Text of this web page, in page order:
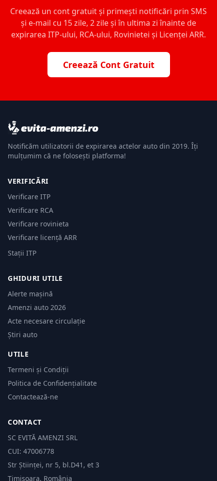
Creează un cont gratuit și primești notificări prin SMS
și e-mail cu 15 zile, 2 zile și în ultima zi înainte de
expirarea ITP-ului, RCA-ului, Rovinietei și Licenței ARR.
Creează Cont Gratuit
Notificăm utilizatorii de expirarea actelor auto din 2019. Îți
mulțumim că ne folosești platforma!
VERIFICĂRI
Verificare ITP
Verificare RCA
Verificare rovinieta
Verificare licență ARR
Stații ITP
GHIDURI UTILE
Alerte mașină
Amenzi auto 2026
Acte necesare circulație
Știri auto
UTILE
Termeni și Condiții
Politica de Confidențialitate
Contactează-ne
CONTACT
SC EVITĂ AMENZI SRL
CUI: 47006778
Str Științei, nr 5, bl.D41, et 3
Timișoara, România